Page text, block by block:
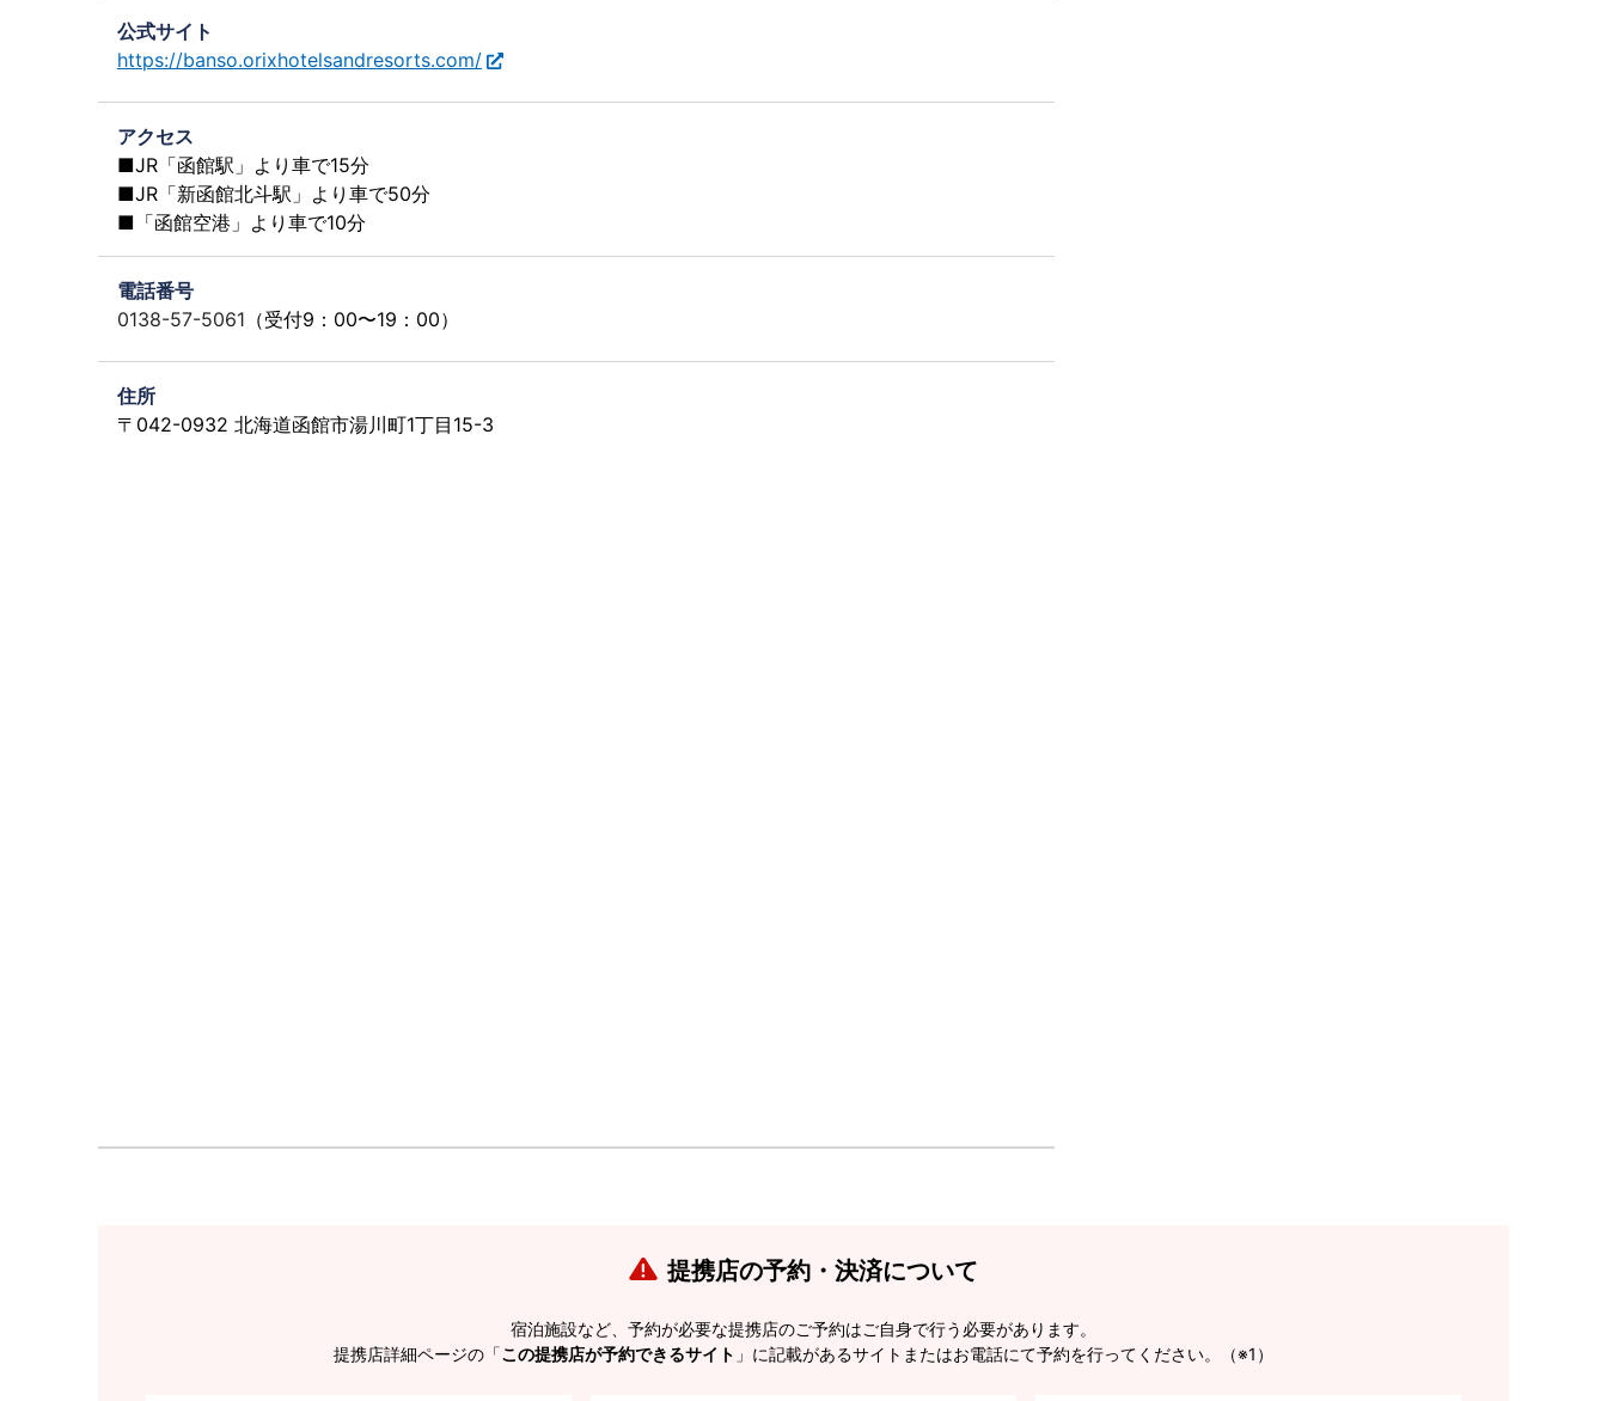
公式サイト
https://banso.orixhotelsandresorts.com/
アクセス
■JR「函館駅」より車で15分
■JR「新函館北斗駅」より車で50分
■「函館空港」より車で10分
電話番号
0138-57-5061 （受付9：00〜19：00）
住所
〒042-0932 北海道函館市湯川町1丁目15-3
提携店の予約・決済について
宿泊施設など、予約が必要な提携店のご予約はご自身で行う必要があります。
提携店詳細ページの「この提携店が予約できるサイト 」に記載があるサイトまたはお電話にて予約を行ってください。（※1）